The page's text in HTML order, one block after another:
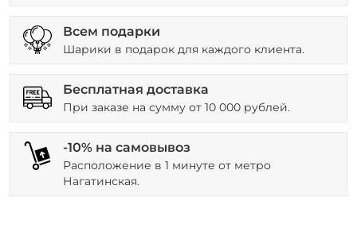
Всем подарки
Шарики в подарок для каждого клиента.
Бесплатная доставка
При заказе на сумму от 10 000 рублей.
-10% на самовывоз
Расположение в 1 минуте от метро
Нагатинская.